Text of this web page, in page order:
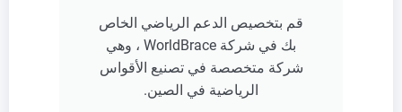
قم بتخصيص الدعم الرياضي الخاص
بك في شركة WorldBrace ، وهي
شركة متخصصة في تصنيع الأقواس
الرياضية في الصين.